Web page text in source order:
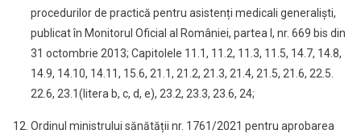
procedurilor de practică pentru asistenți medicali generaliști,
publicat în Monitorul Oficial al României, partea I, nr. 669 bis din
31 octombrie 2013; Capitolele 11.1, 11.2, 11.3, 11.5, 14.7, 14.8,
14.9, 14.10, 14.11, 15.6, 21.1, 21.2, 21.3, 21.4, 21.5, 21.6, 22.5.
22.6, 23.1(litera b, c, d, e), 23.2, 23.3, 23.6, 24;
Ordinul ministrului sănătății nr. 1761/2021 pentru aprobarea